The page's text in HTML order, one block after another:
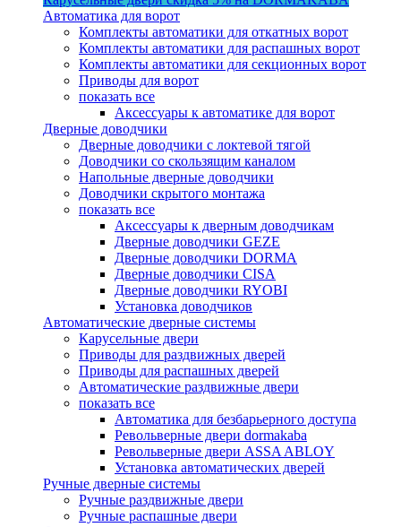
Автоматика для ворот
Комплекты автоматики для откатных ворот
Комплекты автоматики для распашных ворот
Комплекты автоматики для секционных ворот
Приводы для ворот
показать все
Аксессуары к автоматике для ворот
Дверные доводчики
Дверные доводчики с локтевой тягой
Доводчики со скользящим каналом
Напольные дверные доводчики
Доводчики скрытого монтажа
показать все
Аксессуары к дверным доводчикам
Дверные доводчики GEZE
Дверные доводчики DORMA
Дверные доводчики CISA
Дверные доводчики RYOBI
Установка доводчиков
Автоматические дверные системы
Карусельные двери
Приводы для раздвижных дверей
Приводы для распашных дверей
Автоматические раздвижные двери
показать все
Автоматика для безбарьерного доступа
Револьверные двери dormakaba
Револьверные двери ASSA ABLOY
Установка автоматических дверей
Ручные дверные системы
Ручные раздвижные двери
Ручные распашные двери